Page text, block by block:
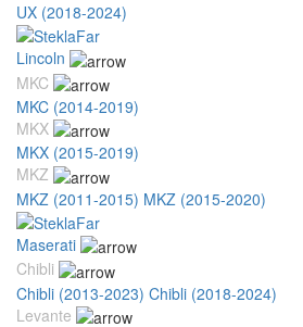
UX (2018-2024)
Lincoln
MKC
MKC (2014-2019)
MKX
MKX (2015-2019)
MKZ
MKZ (2011-2015) MKZ (2015-2020)
Maserati
Chibli
Chibli (2013-2023) Chibli (2018-2024)
Levante